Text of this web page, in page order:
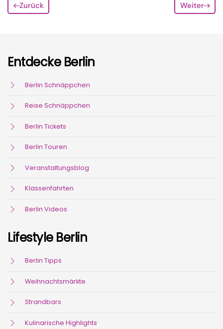
Zurück Weiter
Entdecke Berlin
Berlin Schnäppchen
Reise Schnäppchen
Berlin Tickets
Berlin Touren
Veranstaltungsblog
Klassenfahrten
Berlin Videos
Lifestyle Berlin
Berlin Tipps
Weihnachtsmärkte
Strandbars
Kulinarische Highlights